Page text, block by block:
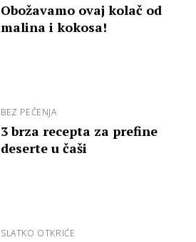
Obožavamo ovaj kolač od
malina i kokosa!
BEZ PEČENJA
3 brza recepta za prefine
deserte u čaši
SLATKO OTKRIĆE